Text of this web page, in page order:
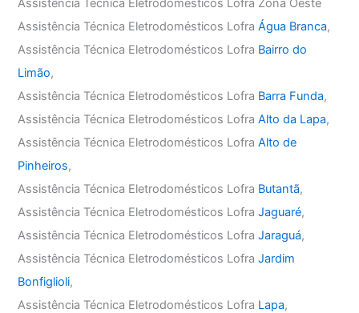
Assistência Técnica Eletrodomésticos Lofra Zona Oeste
Assistência Técnica Eletrodomésticos LofraÁgua Branca,
Assistência Técnica Eletrodomésticos Lofra Bairro do
Limão,
Assistência Técnica Eletrodomésticos Lofra Barra Funda,
Assistência Técnica Eletrodomésticos LofraAlto da Lapa,
Assistência Técnica Eletrodomésticos LofraAlto de
Pinheiros,
Assistência Técnica Eletrodomésticos Lofra Butantã,
Assistência Técnica Eletrodomésticos LofraJaguaré,
Assistência Técnica Eletrodomésticos LofraJaraguá,
Assistência Técnica Eletrodomésticos LofraJardim
Bonfiglioli,
Assistência Técnica Eletrodomésticos Lofra Lapa,